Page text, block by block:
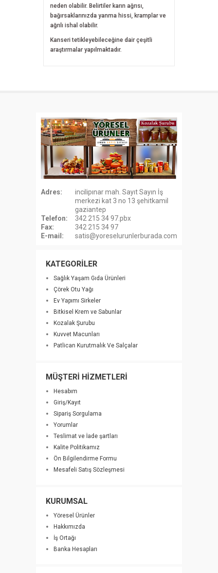
neden olabilir. Belirtiler karın ağrısı,
bağırsaklarınızda yanma hissi, kramplar ve
ağrılı ishal olabilir.
Kanseri tetikleyebileceğine dair çeşitli
araştırmalar yapılmaktadır.
Adres:
incilipınar mah. Sayıt Sayın İş
merkezi kat 3 no 13 şehitkamil
gaziantep
Telefon:
342 215 34 97.pbx
Fax:
342 215 34 97
E-mail:
satis@yoreselurunlerburada.com
KATEGORİLER
Sağlık Yaşam Gıda Ürünleri
Çörek Otu Yağı
Ev Yapımı Sirkeler
Bitkisel Krem ve Sabunlar
Kozalak Şurubu
Kuvvet Macunları
Patlican Kurutmalık Ve Salçalar
MÜŞTERİ HİZMETLERİ
Hesabım
Giriş/Kayıt
Sipariş Sorgulama
Yorumlar
Teslimat ve İade şartları
Kalite Politikamız
Ön Bilgilendirme Formu
Mesafeli Satış Sözleşmesi
KURUMSAL
Yöresel Ürünler
Hakkımızda
İş Ortağı
Banka Hesapları